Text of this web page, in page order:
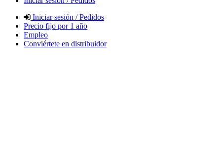
Iniciar sesión / Pedidos
Precio fijo por 1 año
Empleo
Conviértete en distribuidor